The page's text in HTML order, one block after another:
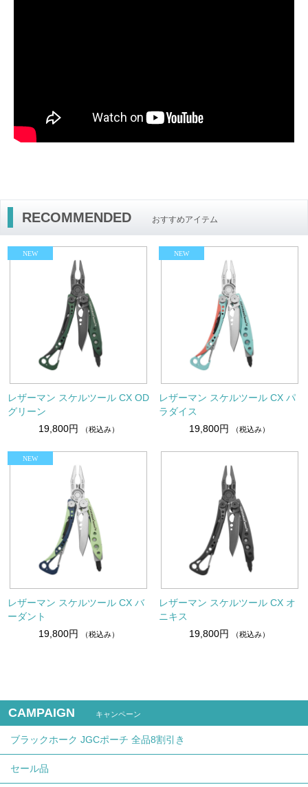
RECOMMENDED おすすめアイテム
レザーマン スケルツール CX OD
グリーン
19,800円
（税込み）
レザーマン スケルツール CX パ
ラダイス
19,800円
（税込み）
レザーマン スケルツール CX バ
ーダント
19,800円
（税込み）
レザーマン スケルツール CX オ
ニキス
19,800円
（税込み）
CAMPAIGN キャンペーン
ブラックホーク JGCポーチ 全品8割引き
セール品